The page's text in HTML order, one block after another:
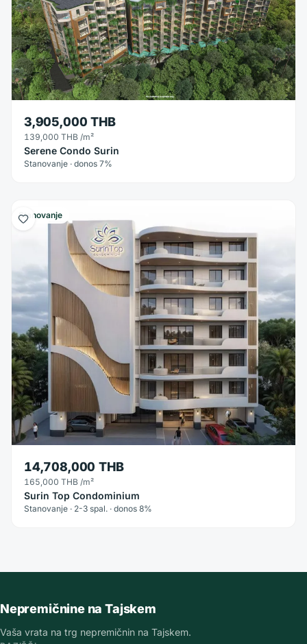
3,905,000 THB
139,000 THB /m²
Serene Condo Surin
Stanovanje · donos 7%
Stanovanje
14,708,000 THB
165,000 THB /m²
Surin Top Condominium
Stanovanje · 2-3 spal. · donos 8%
Nepremičnine na Tajskem
Vaša vrata na trg nepremičnin na Tajskem.